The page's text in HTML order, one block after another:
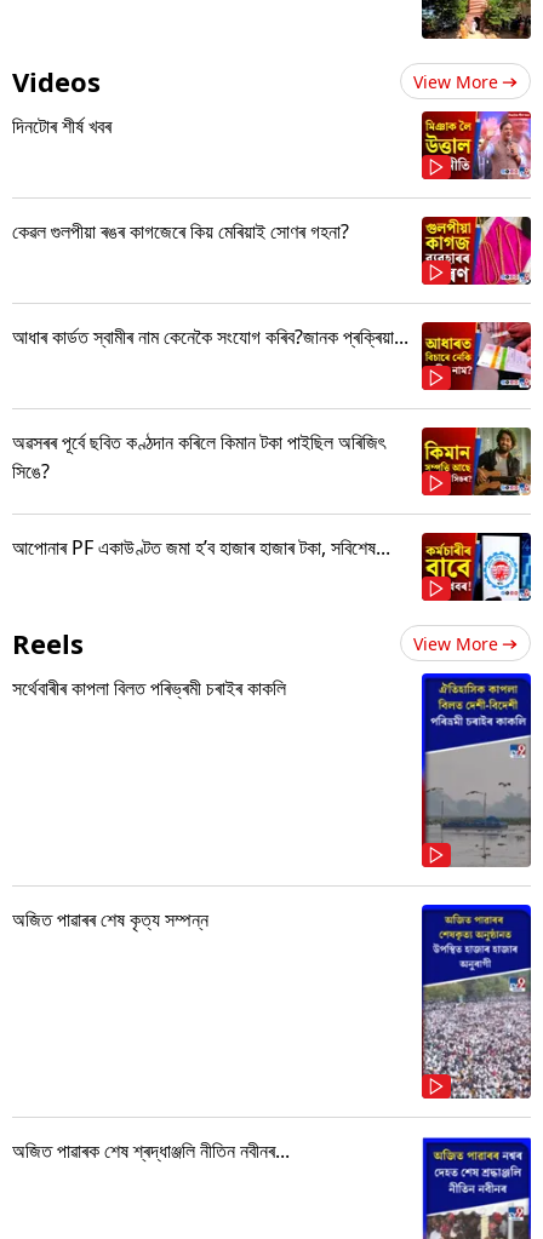
Videos View More
দিনটোৰ শীৰ্ষ খবৰ
কেৱল গুলপীয়া ৰঙৰ কাগজেৰে কিয় মেৰিয়াই সোণৰ গহনা?
আধাৰ কাৰ্ডত স্বামীৰ নাম কেনেকৈ সংযোগ কৰিব?জানক প্ৰক্ৰিয়া...
অৱসৰৰ পূৰ্বে ছবিত কণ্ঠদান কৰিলে কিমান টকা পাইছিল অৰিজিৎ
সিঙে?
আপোনাৰ PF একাউণ্টত জমা হ’ব হাজাৰ হাজাৰ টকা, সবিশেষ...
Reels View More
সৰ্থেবাৰীৰ কাপলা বিলত পৰিভ্ৰমী চৰাইৰ কাকলি
অজিত পাৱাৰৰ শেষ কৃত্য সম্পন্ন
অজিত পাৱাৰক শেষ শ্ৰদ্ধাঞ্জলি নীতিন নবীনৰ...